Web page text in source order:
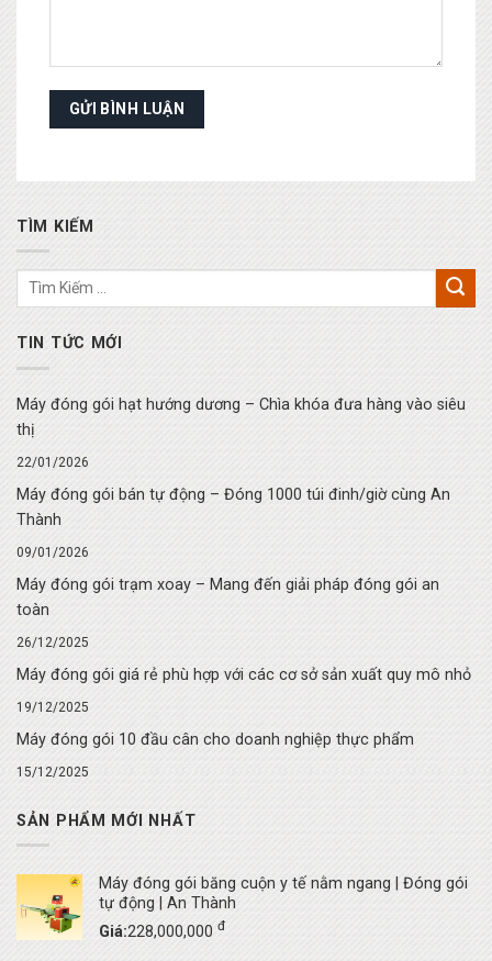
TÌM KIẾM
TIN TỨC MỚI
Máy đóng gói hạt hướng dương – Chìa khóa đưa hàng vào siêu
thị
22/01/2026
Máy đóng gói bán tự động – Đóng 1000 túi đinh/giờ cùng An
Thành
09/01/2026
Máy đóng gói trạm xoay – Mang đến giải pháp đóng gói an
toàn
26/12/2025
Máy đóng gói giá rẻ phù hợp với các cơ sở sản xuất quy mô nhỏ
19/12/2025
Máy đóng gói 10 đầu cân cho doanh nghiệp thực phẩm
15/12/2025
SẢN PHẨM MỚI NHẤT
Máy đóng gói băng cuộn y tế nằm ngang | Đóng gói
tự động | An Thành
Giá:228,000,000 đ